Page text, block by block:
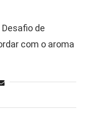
Desafio de
com o aroma